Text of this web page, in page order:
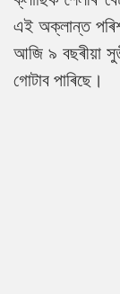
এই অক্লান্ত
আজি ৯ বছৰীয়া
গোটাব পাৰিছে।